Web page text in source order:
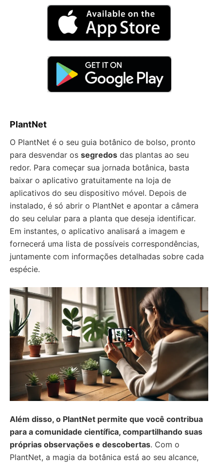
PlantNet
O PlantNet é o seu guia botânico de bolso, pronto
para desvendar os segredos das plantas ao seu
redor. Para começar sua jornada botânica, basta
baixar o aplicativo gratuitamente na loja de
aplicativos do seu dispositivo móvel. Depois de
instalado, é só abrir o PlantNet e apontar a câmera
do seu celular para a planta que deseja identificar.
Em instantes, o aplicativo analisará a imagem e
fornecerá uma lista de possíveis correspondências,
juntamente com informações detalhadas sobre cada
espécie.
Além disso, o PlantNet permite que você contribua
para a comunidade científica, compartilhando suas
próprias observações e descobertas. Com o
PlantNet, a magia da botânica está ao seu alcance,